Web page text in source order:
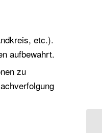
etc.).
aufbewahrt.
zu